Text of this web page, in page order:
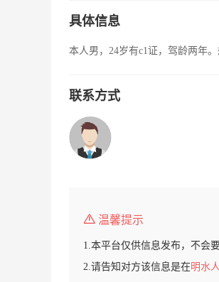
具体信息
本人男，24岁有c1证，驾龄两年
联系方式
温馨提示
1.本平台仅供信息发布，不会
2.请告知对方该信息是在明水